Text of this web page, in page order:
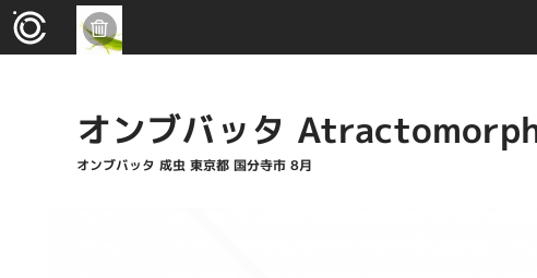
オンブバッタ
オンブバッタ 成虫 東京都 国分寺市 8月